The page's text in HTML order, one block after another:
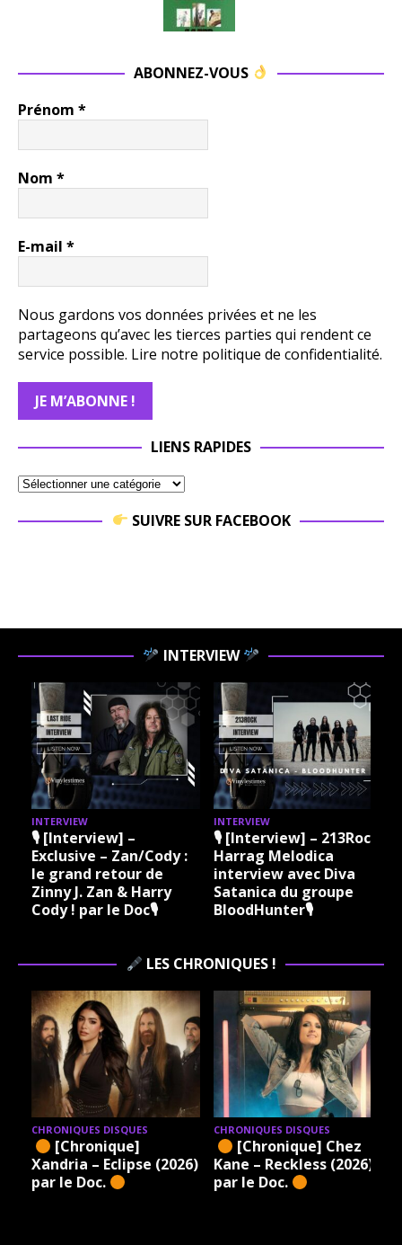
ABONNEZ-VOUS
Prénom *
Nom *
E-mail *
Nous gardons vos données privées et ne les
partageons qu’avec les tierces parties qui rendent ce
service possible. Lire notre politique de confidentialité.
LIENS RAPIDES
SUIVRE SUR FACEBOOK
INTERVIEW
INTERVIEW
🎙 [Interview] –
Exclusive – Zan/Cody :
le grand retour de
Zinny J. Zan & Harry
Cody ! par le Doc🎙
INTERVIEW
🎙 [Interview] – 213Rock
Harrag Melodica
interview avec Diva
Satanica du groupe
BloodHunter🎙
LES CHRONIQUES !
CHRONIQUES DISQUES
[Chronique]
Xandria – Eclipse (2026)
par le Doc.
CHRONIQUES DISQUES
[Chronique] Chez
Kane – Reckless (2026)
par le Doc.